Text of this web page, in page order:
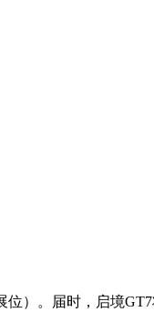
）。届时，启境